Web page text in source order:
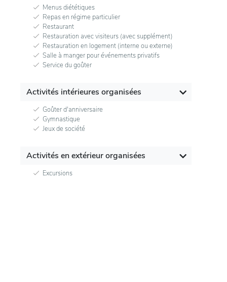
Menus diététiques
Repas en régime particulier
Restaurant
Restauration avec visiteurs (avec supplément)
Restauration en logement (interne ou externe)
Salle à manger pour événements privatifs
Service du goûter
Activités intérieures organisées
Goûter d'anniversaire
Gymnastique
Jeux de société
Activités en extérieur organisées
Excursions